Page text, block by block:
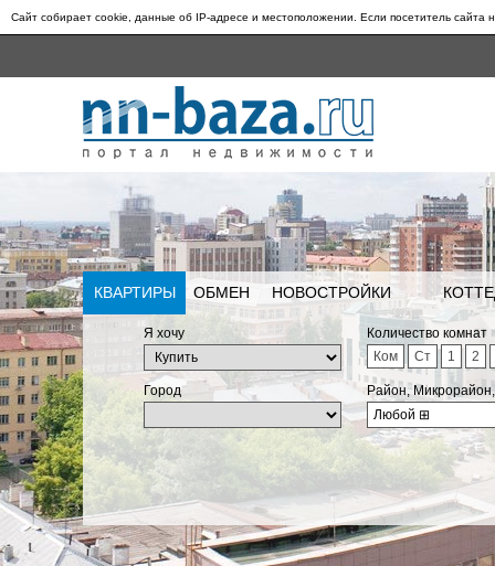
Сайт собирает cookie, данные об IP-адресе и местоположении. Если посетитель сайта
КВАРТИРЫ ОБМЕН НОВОСТРОЙКИ
Я хочу
Количество комнат
Ком
Ст 1 2
Город
Район,
Любой ⊞